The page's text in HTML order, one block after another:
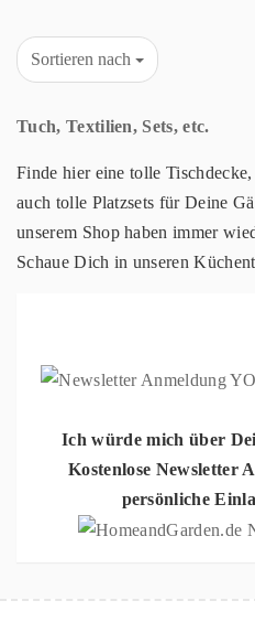
Sortieren nach
Tuch, Textilien, Sets, etc.
Finde hier eine tolle
auch tolle Platzsets für Deine
unserem Shop haben immer
Schaue Dich in unseren
Ich würde mich über
Kostenlose Newsletter
persönliche